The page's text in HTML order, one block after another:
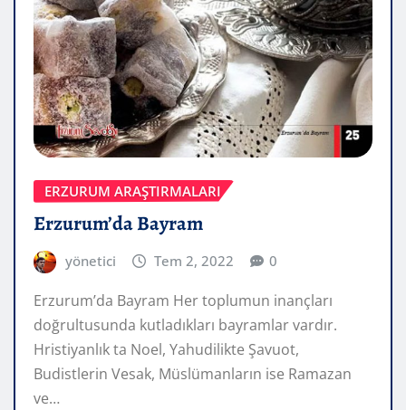
ERZURUM ARAŞTIRMALARI
Erzurum’da Bayram
yönetici Tem 2, 2022 0
Erzurum’da Bayram Her toplumun inançları
doğrultusunda kutladıkları bayramlar vardır.
Hristiyanlık ta Noel, Yahudilikte Şavuot,
Budistlerin Vesak, Müslümanların ise Ramazan
ve…